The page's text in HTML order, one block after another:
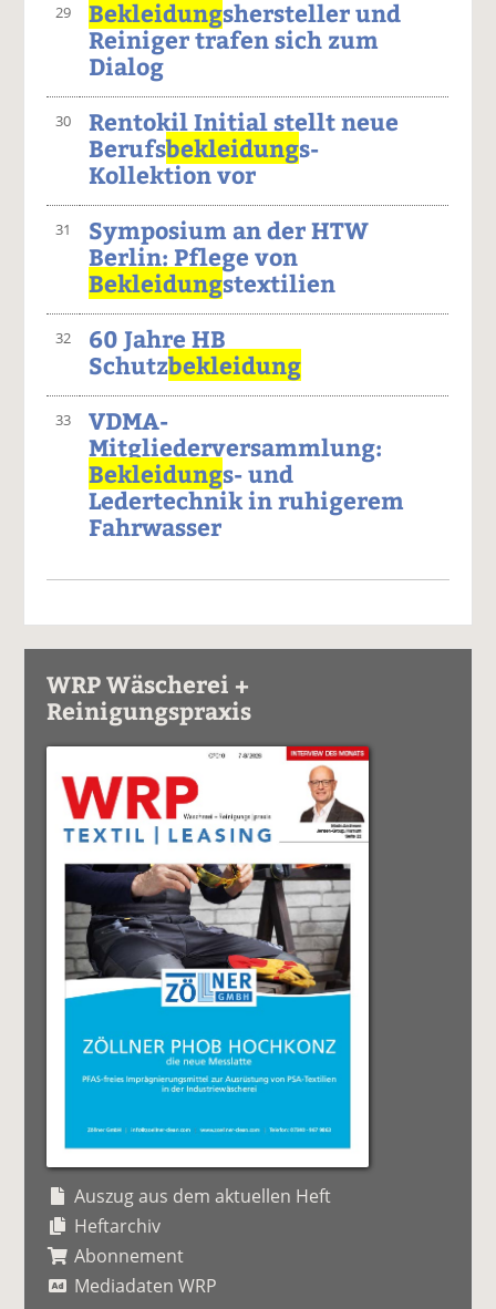
29 Bekleidungshersteller und
Reiniger trafen sich zum
Dialog
30
Rentokil Initial stellt neue
Berufsbekleidungs-
Kollektion vor
31
Symposium an der HTW
Berlin: Pflege von
Bekleidungstextilien
32
60 Jahre HB
Schutzbekleidung
33
VDMA-
Mitgliederversammlung:
Bekleidungs- und
Ledertechnik in ruhigerem
Fahrwasser
WRP Wäscherei +
Reinigungspraxis
Auszug aus dem aktuellen Heft
Heftarchiv
Abonnement
Mediadaten WRP